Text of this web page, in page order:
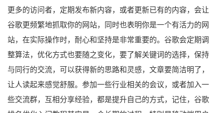
更多的访问者，定期发布新内容，或者更新已有的内容，会让
谷歌更频繁地抓取你的网站，同时也表明你是一个有活力的网
站，在实际操作时，耐心和坚持是非常重要的。谷歌会定期调
整算法，优化方式也要随之变化，要了解关键词的选择，保持
与同行的交流，可以获得新的思路和灵感，文章要简洁明了，
让人读起来感觉舒服。参加一些行业相关的会议，或者加入一
些交流群，互相分享经验，都是提升自己的方式，记住，谷歌